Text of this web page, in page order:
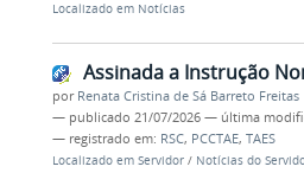
Localizado em Notícias
Assinada a Instrução
por Renata Cristina de Sá Barreto Freitas
— publicado 21/07/2026 — última
— registrado em: RSC, PCCTAE, TAES
Localizado em Servidor / Notícias do